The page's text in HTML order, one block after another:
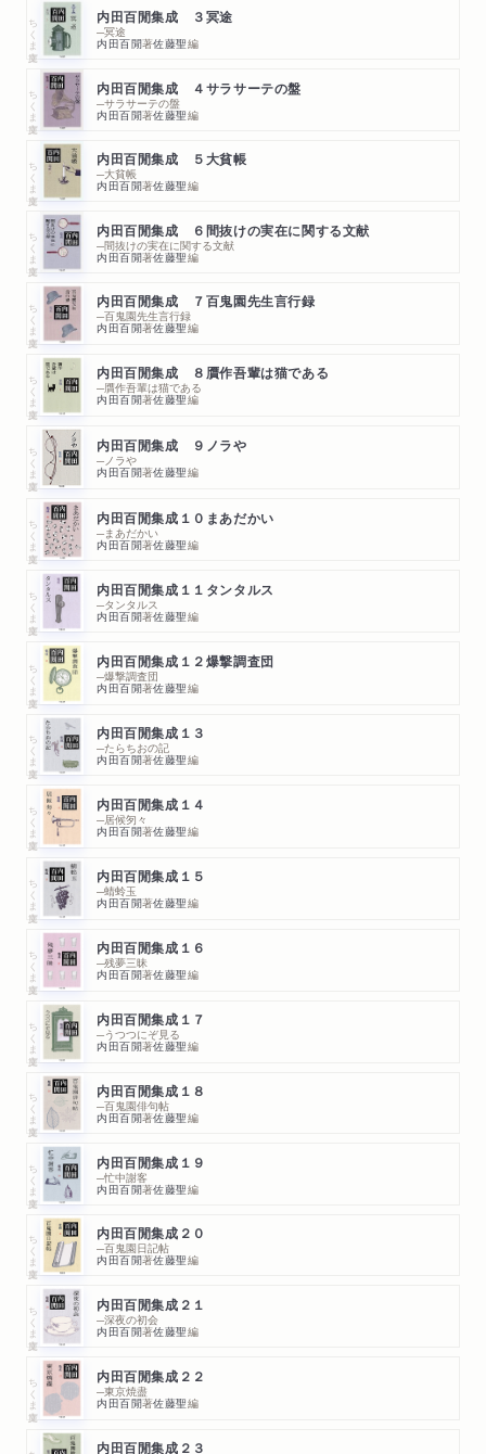
ちくま文庫 内田百閒集成 ３冥途
─冥途
内田百閒著佐藤聖編
ちくま文庫 内田百閒集成 ４サラサーテの盤
─サラサーテの盤
内田百閒著佐藤聖編
ちくま文庫 内田百閒集成 ５大貧帳
─大貧帳
内田百閒著佐藤聖編
ちくま文庫 内田百閒集成 ６間抜けの実在に関する文献
─間抜けの実在に関する文献
内田百閒著佐藤聖編
ちくま文庫 内田百閒集成 ７百鬼園先生言行録
─百鬼園先生言行録
内田百閒著佐藤聖編
ちくま文庫 内田百閒集成 ８贋作吾輩は猫である
─贋作吾輩は猫である
内田百閒著佐藤聖編
ちくま文庫 内田百閒集成 ９ノラや
─ノラや
内田百閒著佐藤聖編
ちくま文庫 内田百閒集成１０まあだかい
─まあだかい
内田百閒著佐藤聖編
ちくま文庫 内田百閒集成１１タンタルス
─タンタルス
内田百閒著佐藤聖編
ちくま文庫 内田百閒集成１２爆撃調査団
─爆撃調査団
内田百閒著佐藤聖編
ちくま文庫 内田百閒集成１３
─たらちおの記
内田百閒著佐藤聖編
ちくま文庫 内田百閒集成１４
─居候匇々
内田百閒著佐藤聖編
ちくま文庫 内田百閒集成１５
─蜻蛉玉
内田百閒著佐藤聖編
ちくま文庫 内田百閒集成１６
─残夢三昧
内田百閒著佐藤聖編
ちくま文庫 内田百閒集成１７
─うつつにぞ見る
内田百閒著佐藤聖編
ちくま文庫 内田百閒集成１８
─百鬼園俳句帖
内田百閒著佐藤聖編
ちくま文庫 内田百閒集成１９
─忙中謝客
内田百閒著佐藤聖編
ちくま文庫 内田百閒集成２０
─百鬼園日記帖
内田百閒著佐藤聖編
ちくま文庫 内田百閒集成２１
─深夜の初会
内田百閒著佐藤聖編
ちくま文庫 内田百閒集成２２
─東京焼盡
内田百閒著佐藤聖編
内田百閒集成２３